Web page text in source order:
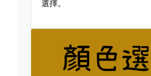
選擇。